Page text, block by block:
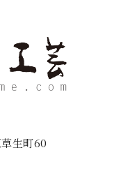
生町60